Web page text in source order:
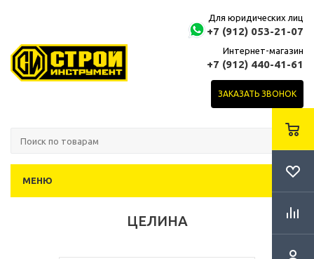
Для юридических лиц
+7 (912) 053-21-07
Интернет-магазин
+7 (912) 440-41-61
ЗАКАЗАТЬ ЗВОНОК
МЕНЮ
ЦЕЛИНА